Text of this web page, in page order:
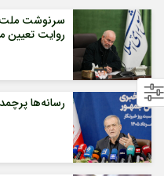
سرنوشت
روایت تعیین
رسانه‌ها